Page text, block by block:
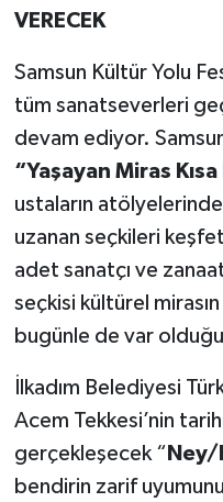
VERECEK
Samsun Kültür Yolu
tüm sanatseverleri
devam ediyor.
“Yaşayan Miras
ustaların
uzanan seçkileri
adet sanatçı ve
seçkisi kültürel
bugünle de var
İlkadım Belediyesi
Acem Tekkesi’nin
gerçekleşecek “
bendirin zarif